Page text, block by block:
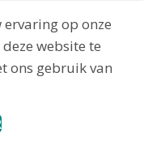
op onze
website te
ons gebruik van